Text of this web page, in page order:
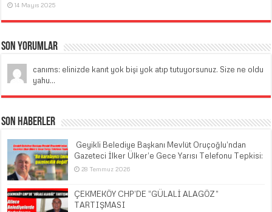
14 Mayıs 2025
Son Yorumlar
canıms: elinizde kanıt yok bişi yok atıp tutuyorsunuz. Size ne oldu
yahu...
Son Haberler
​ Geyikli Belediye Başkanı Mevlüt Oruçoğlu’ndan
Gazeteci İlker Ülker’e Gece Yarısı Telefonu Tepkisi:
28 Temmuz 2026
ÇEKMEKÖY CHP’DE “GÜLALİ ALAGÖZ”
TARTIŞMASI